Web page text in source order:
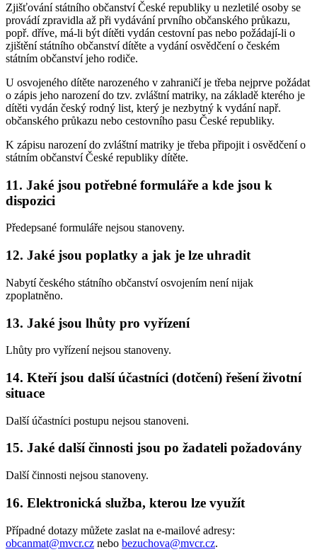
Zjišťování státního občanství České republiky u nezletilé osoby se
provádí zpravidla až při vydávání prvního občanského průkazu,
popř. dříve, má-li být dítěti vydán cestovní pas nebo požádají-li o
zjištění státního občanství dítěte a vydání osvědčení o českém
státním občanství jeho rodiče.
U osvojeného dítěte narozeného v zahraničí je třeba nejprve požádat
o zápis jeho narození do tzv. zvláštní matriky, na základě kterého je
dítěti vydán český rodný list, který je nezbytný k vydání např.
občanského průkazu nebo cestovního pasu České republiky.
K zápisu narození do zvláštní matriky je třeba připojit i osvědčení o
státním občanství České republiky dítěte.
11. Jaké jsou potřebné formuláře a kde jsou k
dispozici
Předepsané formuláře nejsou stanoveny.
12. Jaké jsou poplatky a jak je lze uhradit
Nabytí českého státního občanství osvojením není nijak
zpoplatněno.
13. Jaké jsou lhůty pro vyřízení
Lhůty pro vyřízení nejsou stanoveny.
14. Kteří jsou další účastníci (dotčení) řešení životní
situace
Další účastníci postupu nejsou stanoveni.
15. Jaké další činnosti jsou po žadateli požadovány
Další činnosti nejsou stanoveny.
16. Elektronická služba, kterou lze využít
Případné dotazy můžete zaslat na e-mailové adresy:
obcanmat@mvcr.cz nebo bezuchova@mvcr.cz.